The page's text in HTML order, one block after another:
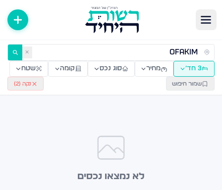
דירות למכירה ולהשכרה — רשות היחיד ✕
3 חד׳ מחיר סוג נכס קומה שטח
שמור חיפוש נקה (2
)
לא נמצאו נכסים